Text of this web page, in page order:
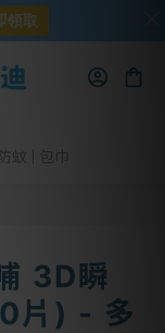
蚊
3D瞬
片) - 多
領取